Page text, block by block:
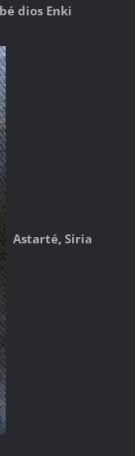
dios Enki
Astarté, Siria